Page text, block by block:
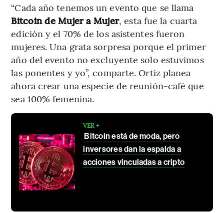
“Cada año tenemos un evento que se llama
Bitcoin de Mujer a Mujer, esta fue la cuarta
edición y el 70% de los asistentes fueron
mujeres. Una grata sorpresa porque el primer
año del evento no excluyente solo estuvimos
las ponentes y yo”, comparte. Ortiz planea
ahora crear una especie de reunión-café que
sea 100% femenina.
VER +
Bitcoin está de moda, pero
inversores dan la espalda a
acciones vinculadas a cripto